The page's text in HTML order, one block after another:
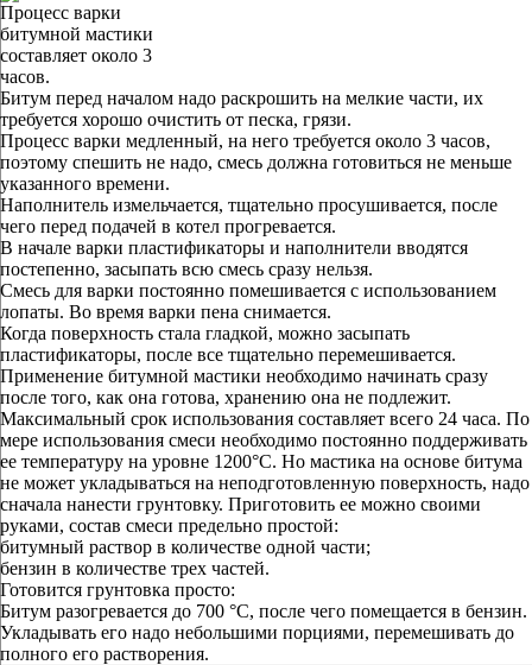
Процесс варки
битумной мастики
составляет около 3
часов.
Битум перед началом надо раскрошить на мелкие части, их
требуется хорошо очистить от песка, грязи.
Процесс варки медленный, на него требуется около 3 часов,
поэтому спешить не надо, смесь должна готовиться не меньше
указанного времени.
Наполнитель измельчается, тщательно просушивается, после
чего перед подачей в котел прогревается.
В начале варки пластификаторы и наполнители вводятся
постепенно, засыпать всю смесь сразу нельзя.
Смесь для варки постоянно помешивается с использованием
лопаты. Во время варки пена снимается.
Когда поверхность стала гладкой, можно засыпать
пластификаторы, после все тщательно перемешивается.
Применение битумной мастики необходимо начинать сразу
после того, как она готова, хранению она не подлежит.
Максимальный срок использования составляет всего 24 часа. По
мере использования смеси необходимо постоянно поддерживать
ее температуру на уровне 1200°C. Но мастика на основе битума
не может укладываться на неподготовленную поверхность, надо
сначала нанести грунтовку. Приготовить ее можно своими
руками, состав смеси предельно простой:
битумный раствор в количестве одной части;
бензин в количестве трех частей.
Готовится грунтовка просто:
Битум разогревается до 700 °C, после чего помещается в бензин.
Укладывать его надо небольшими порциями, перемешивать до
полного его растворения.